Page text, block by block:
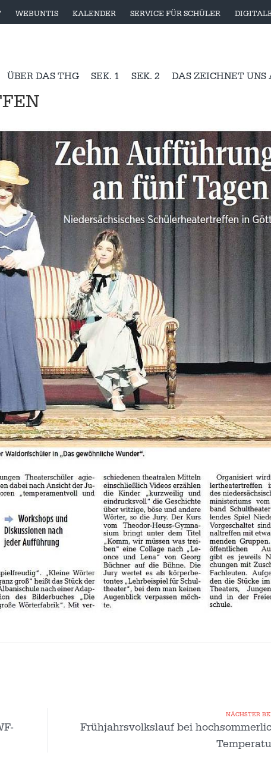
WEBUNTIS KALENDER SERVICE FÜR SCHÜLER
ÜBER DAS THG SEK. 1 SEK. 2 DAS ZEICHNET UNS
NÄCHSTER
Frühjahrsvolkslauf bei